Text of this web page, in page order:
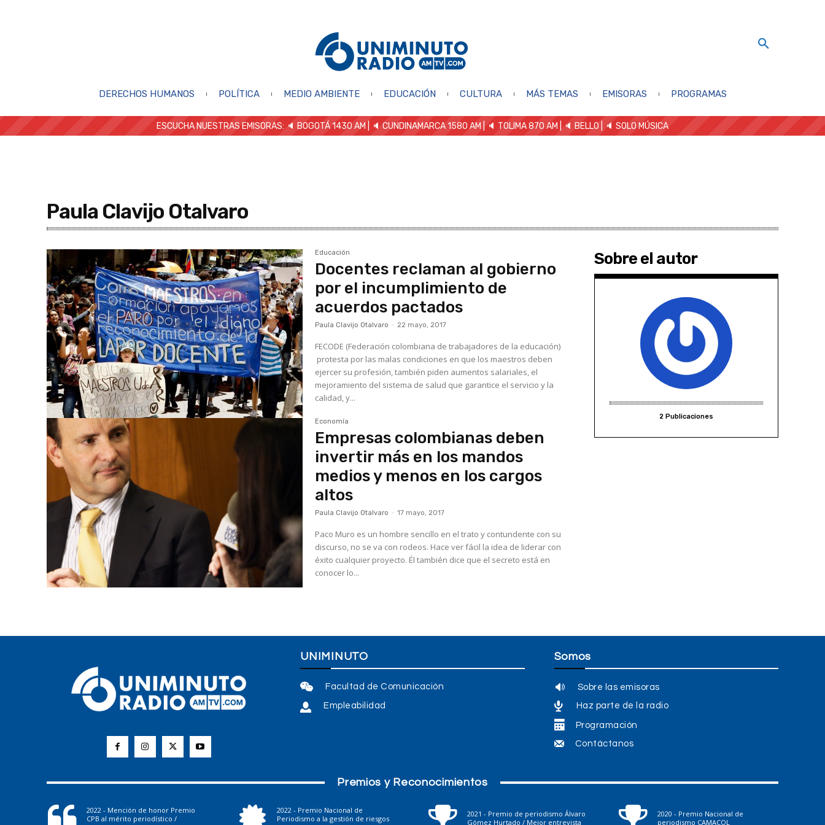
DERECHOS HUMANOS POLÍTICA MEDIO AMBIENTE EDUCACIÓN CULTURA MÁS TEMAS EMISORAS PROGRAMAS
ESCUCHA NUESTRAS EMISORAS: 🔈 BOGOTÁ 1430 AM | 🔈 CUNDINAMARCA 1580 AM | 🔈 TOLIMA 870 AM | 🔈 BELLO 🔈 SOLO MÚSICA
Paula Clavijo Otalvaro
Educación
Docentes reclaman al gobierno
por el incumplimiento de
acuerdos pactados
Paula Clavijo Otalvaro - 22 mayo, 2017
FECODE (Federación colombiana de trabajadores de la educación)
protesta por las malas condiciones en que los maestros deben
ejercer su profesión, también piden aumentos salariales, el
mejoramiento del sistema de salud que garantice el servicio y la
calidad, y...
Economía
Empresas colombianas deben
invertir más en los mandos
medios y menos en los cargos
altos
Paula Clavijo Otalvaro - 17 mayo, 2017
Paco Muro es un hombre sencillo en el trato y contundente con su
discurso, no se va con rodeos. Hace ver fácil la idea de liderar con
éxito cualquier proyecto. Él también dice que el secreto está en
conocer lo...
Sobre el autor
2 Publicaciones
UNIMINUTO
Facultad de Comunicación
Empleabilidad
Somos
Sobre las emisoras
Haz parte de la radio
Programación
Contáctanos
Premios y Reconocimientos
2022 - Mención de honor Premio
CPB al mérito periodístico /
2022 - Premio Nacional de
Periodismo a la gestión de riesgos
2021 - Premio de periodismo Álvaro
Gómez Hurtado / Mejor entrevista
2020 - Premio Nacional de
periodismo CAMACOL